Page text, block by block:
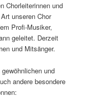
Chorleiterinnen und
unseren Chor
Profi-Musiker,
geleitet. Derzeit
und Mitsänger.
und
andere besondere